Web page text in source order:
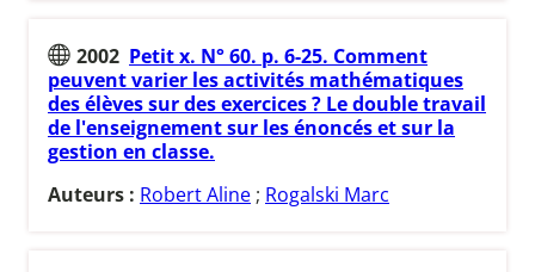
2002 Petit x. N° 60. p. 6-25. Comment
peuvent varier les activités mathématiques
des élèves sur des exercices ? Le double travail
de l'enseignement sur les énoncés et sur la
gestion en classe.
Auteurs : Robert Aline ; Rogalski Marc